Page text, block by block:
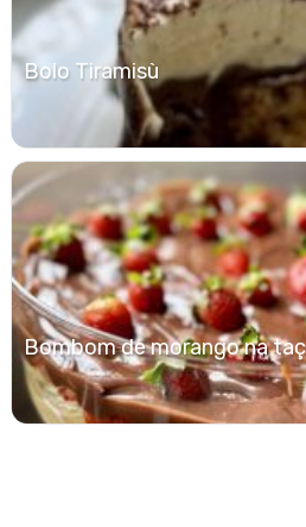
Bolo Tiramisù
Bombom de morango na